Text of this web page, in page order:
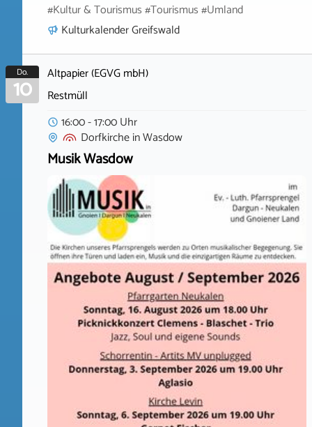
#Kultur & Tourismus #Tourismus #Umland
Kulturkalender Greifswald
Do.
10
Altpapier (EGVG mbH)
Restmüll
16:00 - 17:00 Uhr
DorfkircheinWasdow
Musik Wasdow